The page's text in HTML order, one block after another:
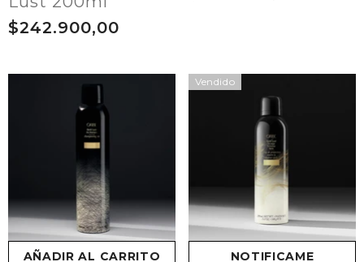
$242.900,00
AÑADIR AL CARRITO
Vendido
NOTIFICAME